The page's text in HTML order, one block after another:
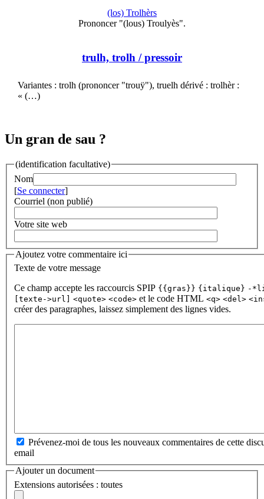
(los) Trolhèrs
Prononcer "(lous) Troulyès".
trulh, trolh / pressoir
Variantes : trolh (prononcer "trouÿ"), truelh dérivé : trolhèr :
« (…)
Un gran de sau ?
(identification facultative)
Nom
[Se connecter]
Courriel (non publié)
Votre site web
Ajoutez votre commentaire ici
Texte de votre message
Ce champ accepte les raccourcis SPIP {{gras}} {italique} -
[texte->url]
<quote> <code> et le code HTML <q> <del>
créer des paragraphes, laissez simplement des lignes vides.
Prévenez-moi de tous les nouveaux commentaires de cette
email
Ajouter un document
Extensions autorisées : toutes